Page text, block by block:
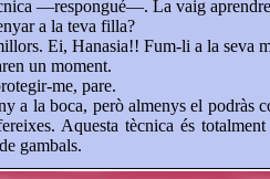
—respongué—. La vaig
a la teva filla?
Ei, Hanasia!! Fum-li a la seva
un moment.
me, pare.
a la boca, però almenys el podràs
Aquesta tècnica és
gambals.